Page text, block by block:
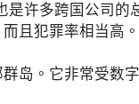
多跨国公司的
且犯罪率相当高
。它非常受数